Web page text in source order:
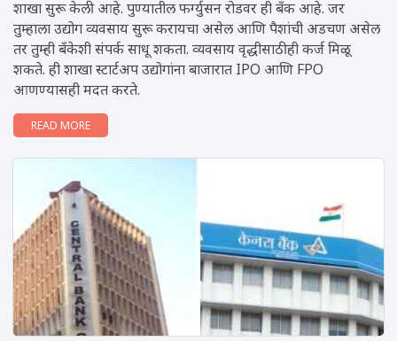
शाखा सुरू केली आहे. पुण्यातील फर्ग्युसन रोडवर ही बँक आहे. जर
तुम्हाला उद्योग व्यवसाय सुरू करायचा असेल आणि पैशांची अडचण असेल
तर तुम्ही बँकेशी संपर्क साधू शकता. व्यवसाय वृद्धीसाठीही कर्ज मिळू
शकते. ही शाखा स्टार्टअप उद्योगांना बाजारात IPO आणि FPO
आणण्यासही मदत करते.
READ MORE